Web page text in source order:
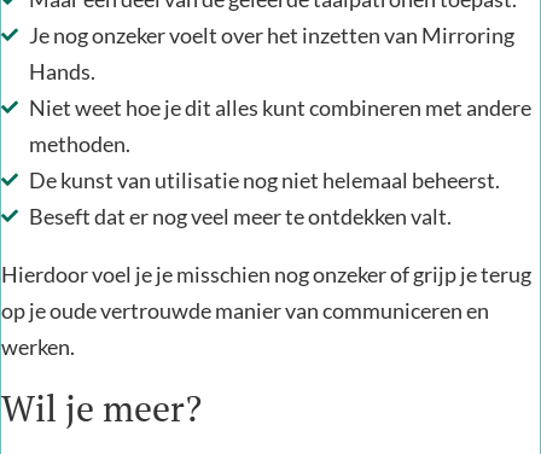
Je nog onzeker voelt over het inzetten van Mirroring
Hands.
Niet weet hoe je dit alles kunt combineren met andere
methoden.
De kunst van utilisatie nog niet helemaal beheerst.
Beseft dat er nog veel meer te ontdekken valt.
Hierdoor voel je je misschien nog onzeker of grijp je terug
op je oude vertrouwde manier van communiceren en
werken.
Wil je meer?